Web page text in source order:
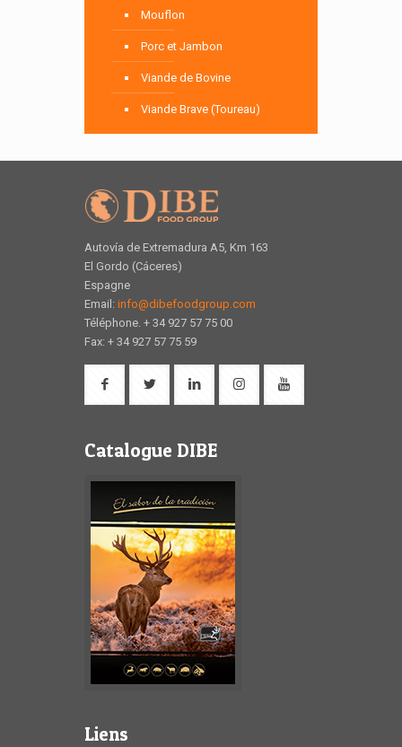
Mouflon
Porc et Jambon
Viande de Bovine
Viande Brave (Toureau)
Autovía de Extremadura A5, Km 163
El Gordo (Cáceres)
Espagne
Email: info@dibefoodgroup.com
Téléphone. + 34 927 57 75 00
Fax: + 34 927 57 75 59
Catalogue DIBE
Liens